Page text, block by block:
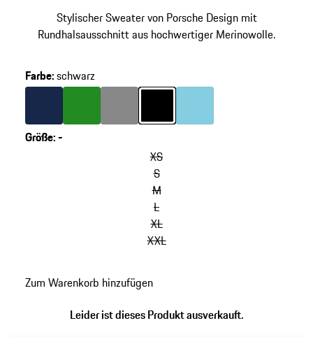
Stylischer Sweater von Porsche Design mit
Rundhalsausschnitt aus hochwertiger Merinowolle.
Farbe:schwarz
Farbe
dunkelblau
Farbe grün
Farbe dunkelgrau
Farbeschwarz
Farbe
Größe:-
XS
S
M
L
XL
XXL
Zum Warenkorb hinzufügen
Leider ist dieses Produkt ausverkauft.